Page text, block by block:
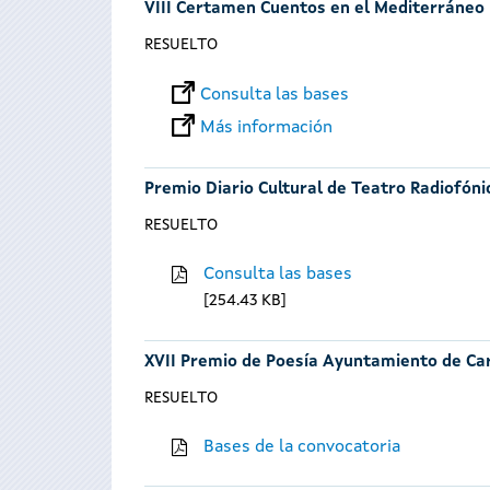
VIII Certamen Cuentos en el Mediterráneo
RESUELTO
Consulta las bases
Más información
Premio Diario Cultural de Teatro
RESUELTO
Consulta las bases
254.43 KB
XVII Premio de Poesía Ayuntamiento de
RESUELTO
Bases de la convocatoria